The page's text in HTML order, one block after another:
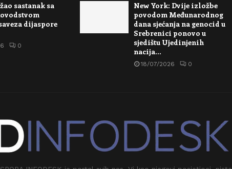
sastanak sa
dijaspore
0
New York: Dvije izložbe
povodom Međunarodnog
dana sjećanja na genocid u
Srebrenici ponovo u
sjedištu Ujedinjenih
nacija…
18/07/2026 0